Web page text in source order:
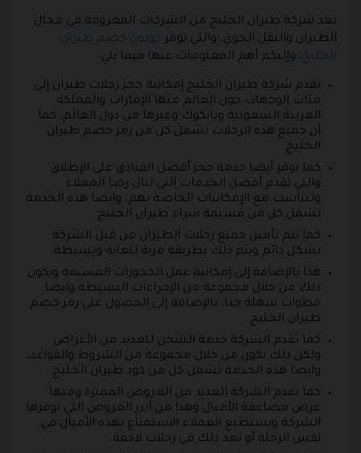
تعد شركة طيران الخليج من الشركات المعروفة في مجال
الطيران والنقل الجوي، والتي توفر كوبون خصم طيران
الخليج، وإليكم أهم المعلومات عنها فيما يلي:
تقدم شركة طيران الخليج إمكانية حجز رحلات طيران إلى
مئات الوجهات حول العالم منها الإمارات والمملكة
العربية السعودية وبانكوك وغيرها من دول العالم، كما
أن جميع هذه الرحلات تشمل كل من رمز خصم طيران
الخليج.
كما توفر أيضا خدمة حجز أفضل الفنادق على الإطلاق
والتي تقدم أفضل الخدمات التي تنال رضا العملاء
وتتناسب مع الإمكانيات الخاصة بهم، وايضا هذه الخدمة
تشمل كل من قسيمة شراء طيران الخليج.
كما يتم تأمين جميع رحلات الطيران من قبل الشركة
بشكل دائم ويتم ذلك بطريقة مرنة للغاية وبسيطة.
هذا بالإضافة إلى إمكانية عمل الحجوزات المسبقة ويكون
ذلك من خلال مجموعة من الإجراءات البسيطة وايضا
خطوات سهلة جدا، بالإضافة إلى الحصول على رمز خصم
طيران الخليج.
كما تقدم الشركة خدمة الشحن للعديد من الأغراض
ولكن ذلك يكون من خلال مجموعة من الشروط والقواعد،
وايضا هذه الخدمة تشمل كل من كود طيران الخليج.
كما تقدم الشركة العديد من العروض المميزة ومنها
عرض مضاعفة الأميال وهذا من أبرز العروض التي توفرها
الشركة ويستطيع العملاء الاستمتاع بهذه الأميال في
نفس الرحلة أو بعد ذلك في رحلات لاحقة.